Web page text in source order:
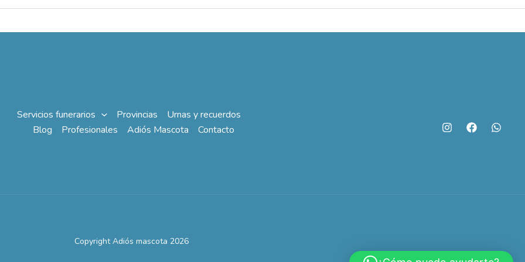
Servicios funerarios Provincias
Urnas y recuerdos
Blog
Profesionales Adiós Mascota Contacto
Copyright Adiós mascota 2026